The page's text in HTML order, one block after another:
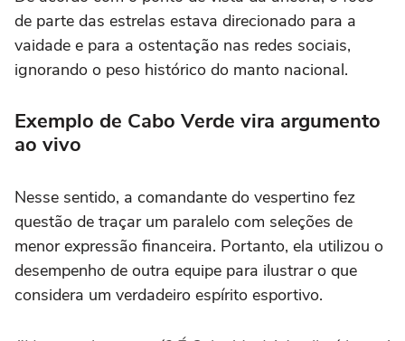
de parte das estrelas estava direcionado para a
vaidade e para a ostentação nas redes sociais,
ignorando o peso histórico do manto nacional.
Exemplo de Cabo Verde vira argumento
ao vivo
Nesse sentido, a comandante do vespertino fez
questão de traçar um paralelo com seleções de
menor expressão financeira. Portanto, ela utilizou o
desempenho de outra equipe para ilustrar o que
considera um verdadeiro espírito esportivo.